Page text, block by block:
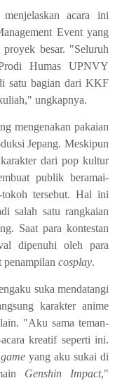
acara ini
Event yang
proyek besar. "Seluruh
Humas UPNVY
satu bagian dari KKF
ungkapnya.
mengenakan pakaian
Jepang. Meskipun
dari pop kultur
publik beramai-
tokoh tersebut. Hal ini
salah satu rangkaian
Saat para kontestan
dipenuhi oleh para
penampilan cosplay.
suka mendatangi
karakter anime
"Aku sama teman-
kreatif seperti ini.
game yang aku sukai di
Genshin Impact,"